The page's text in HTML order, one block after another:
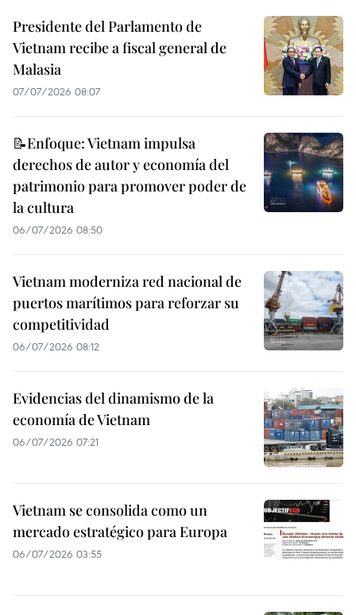
Presidente del Parlamento de
Vietnam recibe a fiscal general de
Malasia
07/07/2026 08:07
📝Enfoque: Vietnam impulsa
derechos de autor y economía del
patrimonio para promover poder de
la cultura
06/07/2026 08:50
Vietnam moderniza red nacional de
puertos marítimos para reforzar su
competitividad
06/07/2026 08:12
Evidencias del dinamismo de la
economía de Vietnam
06/07/2026 07:21
Vietnam se consolida como un
mercado estratégico para Europa
06/07/2026 03:55